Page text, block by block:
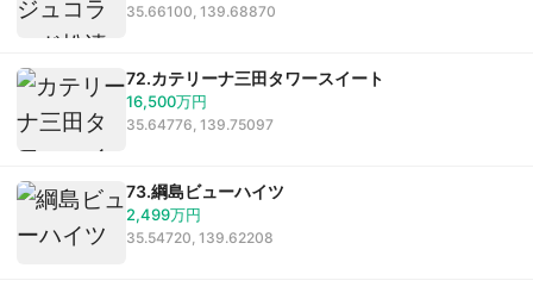
35.66100, 139.68870
72.カテリーナ三田タワースイート
16,500万円
35.64776, 139.75097
73.綱島ビューハイツ
2,499万円
35.54720, 139.62208